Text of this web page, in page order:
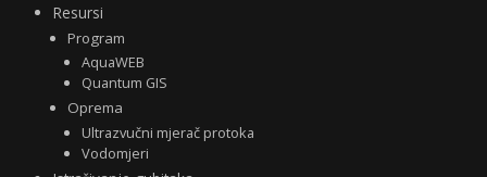
Resursi
Program
AquaWEB
Quantum GIS
Oprema
Ultrazvučni mjerač protoka
Vodomjeri